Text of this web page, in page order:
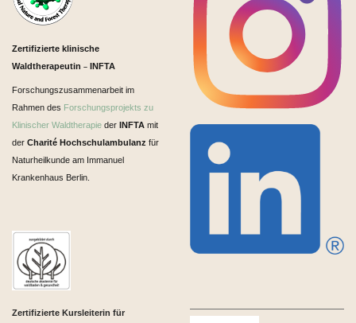
Zertifizierte klinische
Waldtherapeutin – INFTA
Forschungszusammenarbeit im
Rahmen des Forschungsprojekts zu
Klinischer Waldtherapie der INFTA mit
der Charité Hochschulambulanz für
Naturheilkunde am Immanuel
Krankenhaus Berlin.
Zertifizierte Kursleiterin für